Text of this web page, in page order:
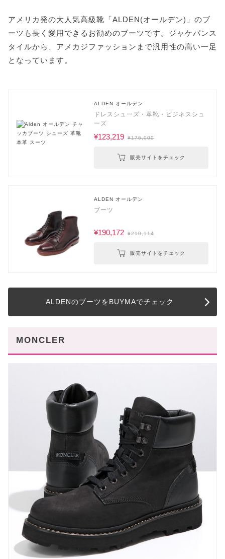
アメリカ発の大人気高級靴「ALDEN(オールデン)」のブ
ーツも長く愛用できるお勧めのブーツです。ジャケパンス
タイルから、アメカジファッションまで汎用性の高い一足
となっています。
ALDEN オールデン
ドレスシューズ・革靴・ビジネスシュ
ーズ
¥123,219 ¥176,000
販売サイトをチェック
ALDEN オールデン
ブーツ
¥190,172 ¥210,114
販売サイトをチェック
ALDENのブーツをBUYMAでチェック
MONCLER